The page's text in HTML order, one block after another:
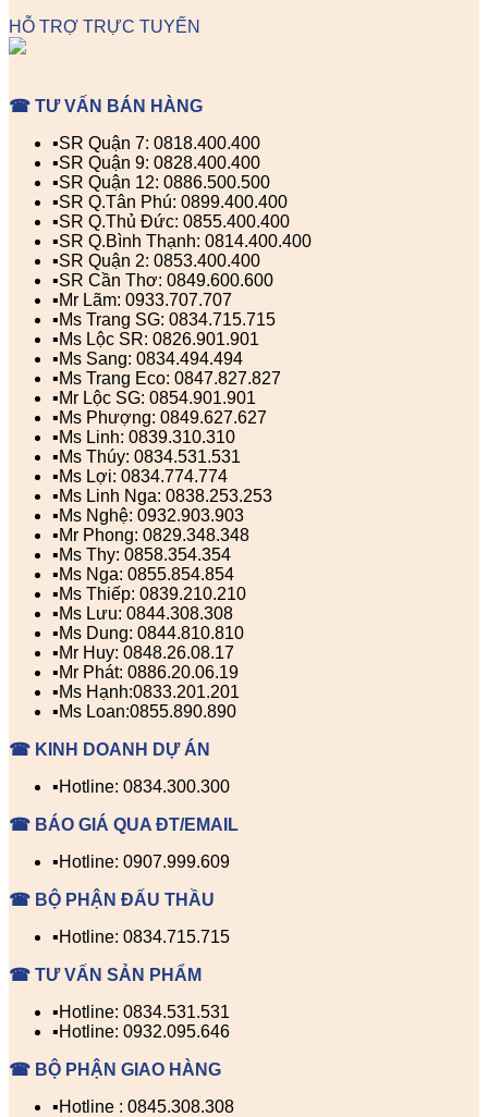
HỖ TRỢ TRỰC TUYẾN
☎ TƯ VẤN BÁN HÀNG
▪️SR Quận 7: 0818.400.400
▪️SR Quận 9: 0828.400.400
▪️SR Quận 12: 0886.500.500
▪️SR Q.Tân Phú: 0899.400.400
▪️SR Q.Thủ Đức: 0855.400.400
▪️SR Q.Bình Thạnh: 0814.400.400
▪️SR Quận 2: 0853.400.400
▪️SR Cần Thơ: 0849.600.600
▪️Mr Lãm: 0933.707.707
▪️Ms Trang SG: 0834.715.715
▪️Ms Lộc SR: 0826.901.901
▪️Ms Sang: 0834.494.494
▪️Ms Trang Eco: 0847.827.827
▪️Mr Lộc SG: 0854.901.901
▪️Ms Phượng: 0849.627.627
▪️Ms Linh: 0839.310.310
▪️Ms Thúy: 0834.531.531
▪️Ms Lợi: 0834.774.774
▪️Ms Linh Nga: 0838.253.253
▪️Ms Nghệ: 0932.903.903
▪️Mr Phong: 0829.348.348
▪️Ms Thy: 0858.354.354
▪️Ms Nga: 0855.854.854
▪️Ms Thiếp: 0839.210.210
▪️Ms Lưu: 0844.308.308
▪️Ms Dung: 0844.810.810
▪️Mr Huy: 0848.26.08.17
▪️Mr Phát: 0886.20.06.19
▪️Ms Hạnh:0833.201.201
▪️Ms Loan:0855.890.890
☎ KINH DOANH DỰ ÁN
▪️Hotline: 0834.300.300
☎ BÁO GIÁ QUA ĐT/EMAIL
▪️Hotline: 0907.999.609
☎ BỘ PHẬN ĐẤU THẦU
▪️Hotline: 0834.715.715
☎ TƯ VẤN SẢN PHẨM
▪️Hotline: 0834.531.531
▪️Hotline: 0932.095.646
☎ BỘ PHẬN GIAO HÀNG
▪️Hotline : 0845.308.308